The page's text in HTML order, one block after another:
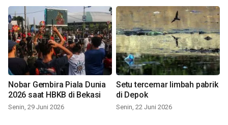
Nobar Gembira Piala Dunia
2026 saat HBKB di Bekasi
Senin, 29 Juni 2026
Setu tercemar limbah pabrik
di Depok
Senin, 22 Juni 2026